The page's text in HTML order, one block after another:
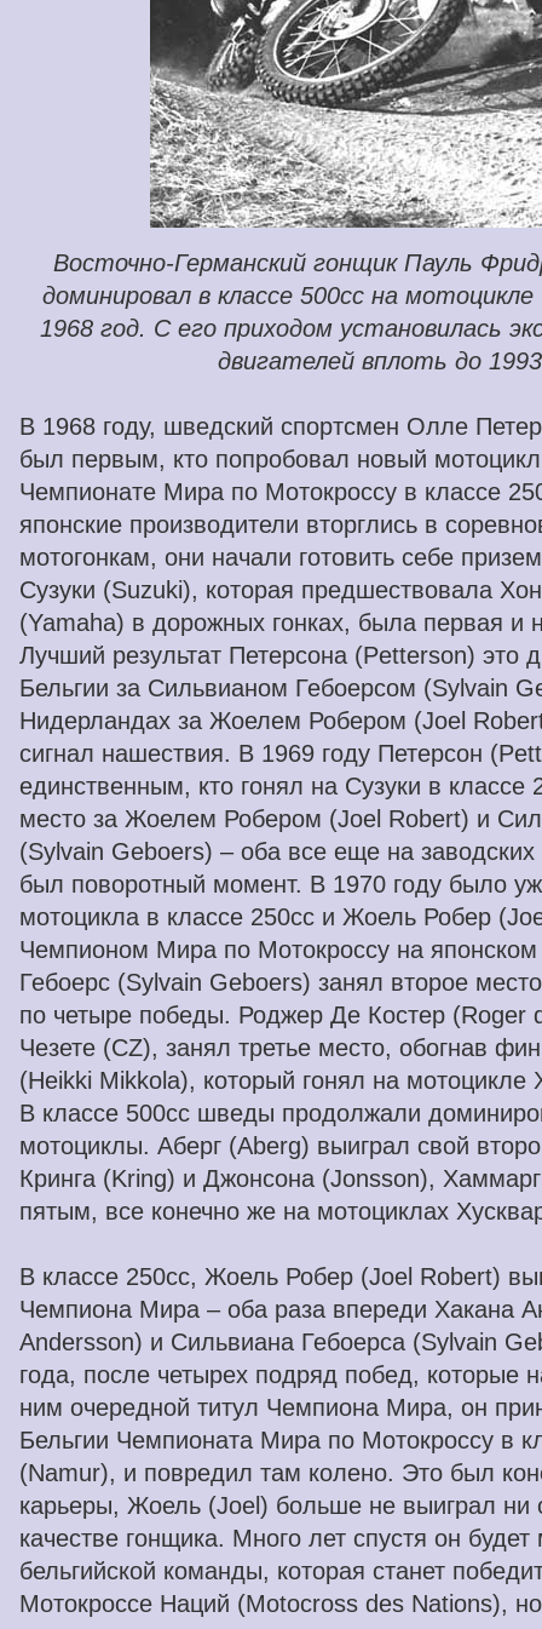
Восточно-Германский гонщик Пауль
доминировал в классе 500cc на
1968 год. С его приходом установилась
двигателей вплоть до
В 1968 году, шведский спортсмен Олле
был первым, кто попробовал новый
Чемпионате Мира по Мотокроссу в классе
японские производители вторглись в
мотогонкам, они начали готовить себе
Сузуки (Suzuki), которая предшествовала
(Yamaha) в дорожных гонках, была первая и
Лучший результат Петерсона (Petterson) это
Бельгии за Сильвианом Гебоерсом (Sylvain
Нидерландах за Жоелем Робером (Joel
сигнал нашествия. В 1969 году Петерсон
единственным, кто гонял на Сузуки в классе
место за Жоелем Робером (Joel Robert) и
(Sylvain Geboers) – оба все еще на
был поворотный момент. В 1970 году было
мотоцикла в классе 250cc и Жоель Робер
Чемпионом Мира по Мотокроссу на
Гебоерс (Sylvain Geboers) занял второе
по четыре победы. Роджер Де Костер (Roger
Чезете (CZ), занял третье место, обогнав
(Heikki Mikkola), который гонял на мотоцикле
В классе 500cc шведы продолжали
мотоциклы. Аберг (Aberg) выиграл свой
Кринга (Kring) и Джонсона (Jonsson),
пятым, все конечно же на мотоциклах
В классе 250cc, Жоель Робер (Joel Robert)
Чемпиона Мира – оба раза впереди Хакана
Andersson) и Сильвиана Гебоерса (Sylvain
года, после четырех подряд побед, которые
ним очередной титул Чемпиона Мира, он
Бельгии Чемпионата Мира по Мотокроссу в
(Namur), и повредил там колено. Это был
карьеры, Жоель (Joel) больше не выиграл ни
качестве гонщика. Много лет спустя он
бельгийской команды, которая станет
Мотокроссе Наций (Motocross des Nations),